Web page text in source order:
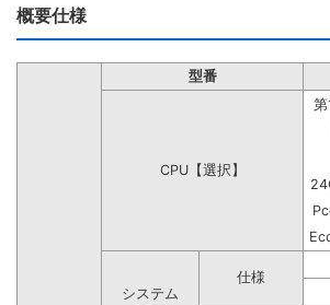
概要仕様
型番
CPU【選択】
システム
仕様